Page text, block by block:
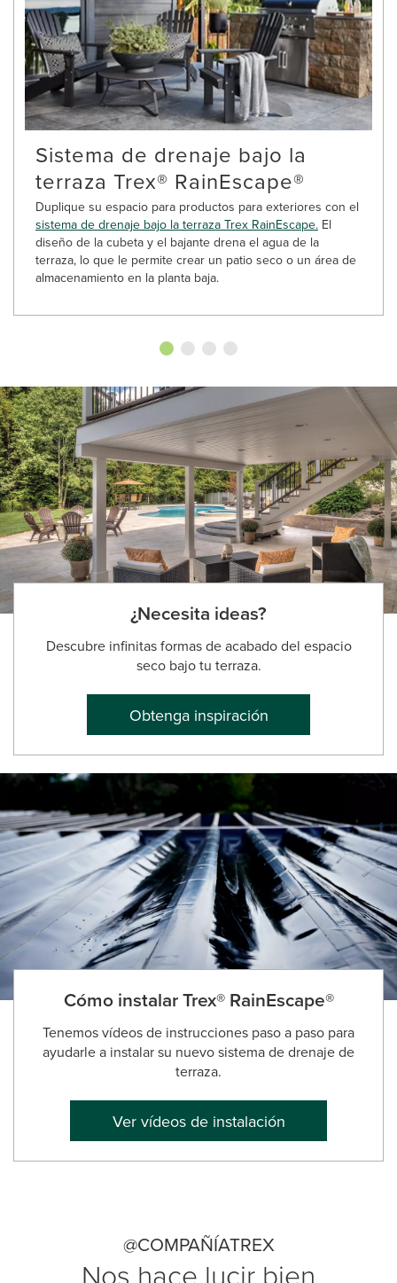
Sistema de drenaje bajo la
terraza Trex® RainEscape®
Duplique su espacio para productos para exteriores con el
sistema de drenaje bajo la terraza Trex RainEscape. El
diseño de la cubeta y el bajante drena el agua de la
terraza, lo que le permite crear un patio seco o un área de
almacenamiento en la planta baja.
¿Necesita ideas?
Descubre infinitas formas de acabado del espacio
seco bajo tu terraza.
Obtenga inspiración
Cómo instalar Trex® RainEscape®
Tenemos vídeos de instrucciones paso a paso para
ayudarle a instalar su nuevo sistema de drenaje de
terraza.
Ver vídeos de instalación
@COMPAÑÍATREX
Nos hace lucir bien